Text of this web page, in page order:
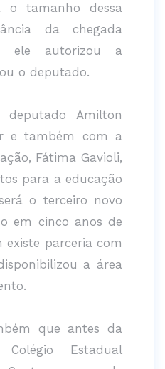
o tamanho dessa
da chegada
ele autorizou a
o deputado.
deputado Amilton
e também com a
Fátima Gavioli,
para a educação
o terceiro novo
em cinco anos de
existe parceria com
a área
que antes da
Estadual